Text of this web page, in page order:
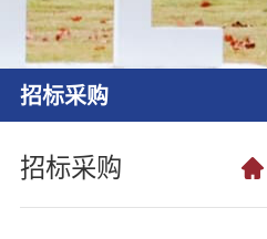
招标采购
招标采购